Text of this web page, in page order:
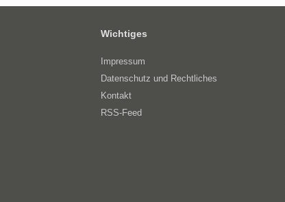
Wichtiges
Impressum
Datenschutz und Rechtliches
Kontakt
RSS-Feed